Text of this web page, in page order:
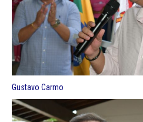
Gustavo Carmo